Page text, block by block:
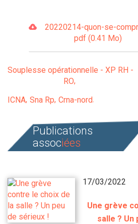
20220214-quon-se-
pdf (0.41 Mo)
Souplesse opérationnelle - XP RH -
RO
ICNA Sna Rp Crna-nord
Publications
associées
17/03/2022
Une grève
salle ? Un